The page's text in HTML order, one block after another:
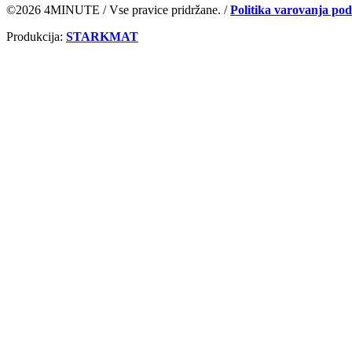
©2026 4MINUTE / Vse pravice pridržane. /Politika varovanja
Produkcija: STARKMAT